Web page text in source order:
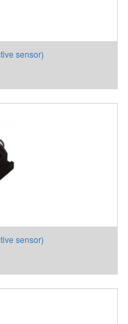
sensor)
sensor)